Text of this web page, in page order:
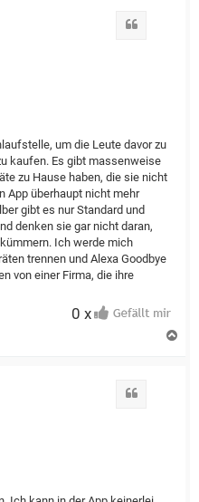
um die Leute davor zu
kaufen. Es gibt massenweise
zu Hause haben, die sie nicht
App überhaupt nicht mehr
gibt es nur Standard und
denken sie gar nicht daran,
Ich werde mich
trennen und Alexa Goodbye
von einer Firma, die ihre
0 x